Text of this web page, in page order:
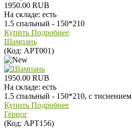
1950.00 RUB
На складе: есть
1.5 спальный - 150*210
Купить Подробнее
Шампань
(Код: АРТ001)
1950.00 RUB
На складе: есть
1.5 спальный - 150*210, с тиснением
Купить Подробнее
Герцог
(Код: АРТ156)